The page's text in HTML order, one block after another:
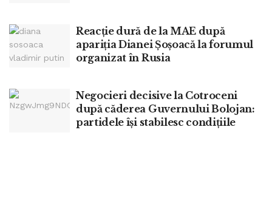
Reacție dură de la MAE după
apariția Dianei Șoșoacă la forumul
organizat în Rusia
Negocieri decisive la Cotroceni
după căderea Guvernului Bolojan:
partidele își stabilesc condițiile